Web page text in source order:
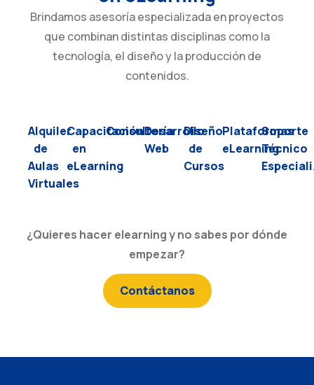
Brindamos asesoría especializada en proyectos
que combinan distintas disciplinas como la
tecnología, el diseño y la producción de
contenidos.
Alquiler
de
Aulas
Virtuales
Capacitación
en
eLearning
ConsultoríaDesarrollo
Web
Diseño
de
Cursos
Plataformas
eLearning
Soporte
Técnico
¿Quieres hacer elearning y no sabes por dónde
empezar?
Contáctanos